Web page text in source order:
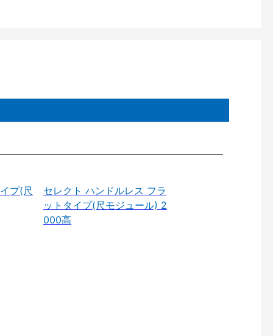
プ(尺
セレクト ハンドルレス フラ
ットタイプ(尺モジュール) 2
000高